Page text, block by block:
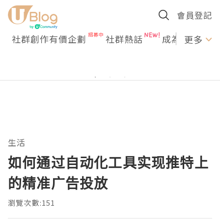
會員登記
社群創作有價企劃 社群熱話 成為U更多
生活
如何通过自动化工具实现推特上
的精准广告投放
瀏覽次數:151